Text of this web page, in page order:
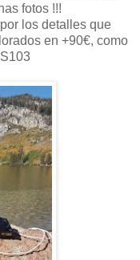
fotos !!!
los detalles que
en +90€, como